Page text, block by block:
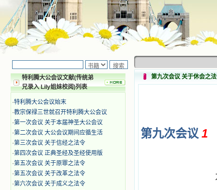
特利腾大公会议文献(传统弟
兄录入 Lily姐妹校阅)列表
·特利腾大公会议始末
·教宗保禄三世就召开特利腾大公会议
·第一次会议 关于本届神圣大公会议
·第二次会议 大公会议期间应循生活
·第三次会议 关于信经之法令
·第四次会议 正典圣经及圣经使用版
·第五次会议 关于原罪之法令
·第五次会议 关于改革之法令
·第六次会议 关于成义之法令
第九次会议 关于休会之
第九次会议 1